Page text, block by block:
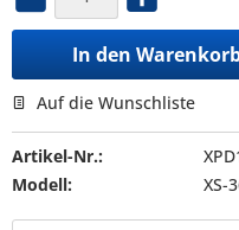
In den
Auf die Wunschliste
Artikel-Nr.:
Modell:
XS-